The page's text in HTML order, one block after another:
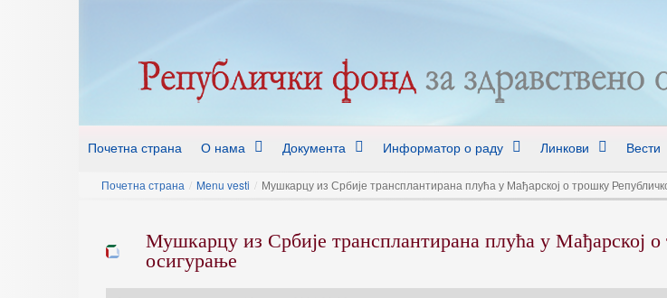
Почетна страна О нама Документа Информатор о раду Линкови Вести
Почетна страна / Menu vesti / Мушкарцу из Србије трансплантирана плућа у Мађарској о трошку
Мушкарцу из Србије трансплантирана плућа у Мађарској
осигурање